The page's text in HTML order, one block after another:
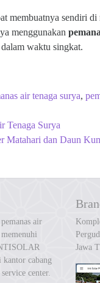
membuatnya sendiri
menggunakan
waktu singkat.
air tenaga surya,
Tenaga Surya
Matahari dan Daun
air
cabang
center.
Jawa